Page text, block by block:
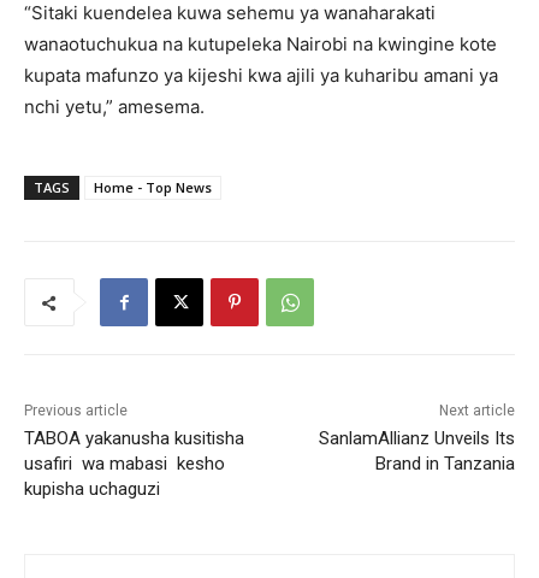
“Sitaki kuendelea kuwa sehemu ya wanaharakati
wanaotuchukua na kutupeleka Nairobi na kwingine kote
kupata mafunzo ya kijeshi kwa ajili ya kuharibu amani ya
nchi yetu,” amesema.
TAGS Home - Top News
Previous article
TABOA yakanusha kusitisha
usafiri wa mabasi kesho
kupisha uchaguzi
Next article
SanlamAllianz Unveils Its
Brand in Tanzania